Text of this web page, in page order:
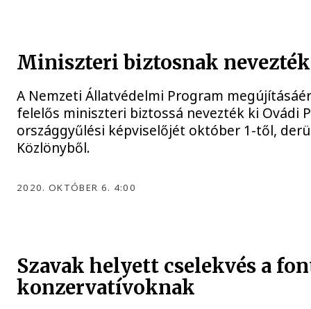
Miniszteri biztosnak
A Nemzeti Állatvédelmi Program
felelős miniszteri biztossá nevezték ki Ovádi
országgyűlési képviselőjét október 1-től,
Közlönyből.
2020. OKTÓBER 6. 4:00
Szavak helyett cselekvés a
konzervatívoknak